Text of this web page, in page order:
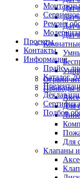
Ремонт
Проекты
Контакты
Информация
Прайс -
Каталог
Подбор
Приводы
Для
Для
Клапаны